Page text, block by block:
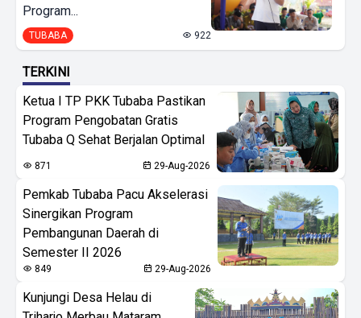
Program...
TUBABA 922
TERKINI
Ketua I TP PKK Tubaba Pastikan
Program Pengobatan Gratis
Tubaba Q Sehat Berjalan Optimal
871 29-Aug-2026
Pemkab Tubaba Pacu Akselerasi
Sinergikan Program
Pembangunan Daerah di
Semester II 2026
849 29-Aug-2026
Kunjungi Desa Helau di